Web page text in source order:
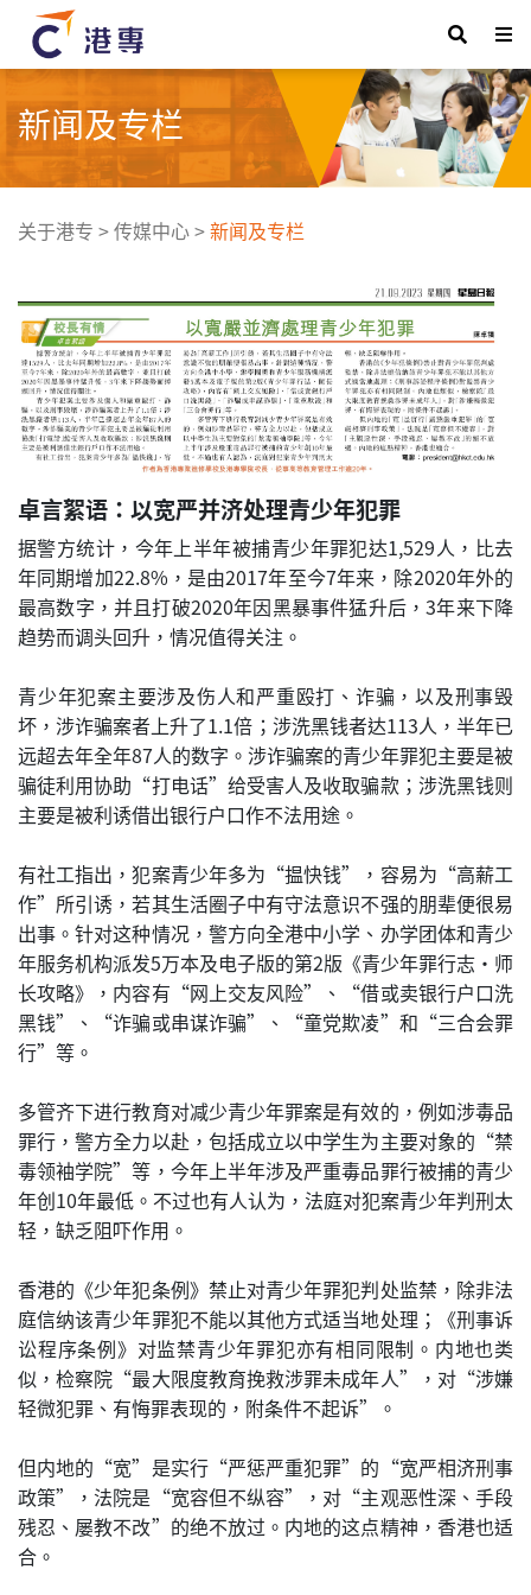
新闻及专栏
关于港专 >传媒中心>新闻及专栏
卓言絮语：以宽严并济处理青少年犯罪
据警方统计，今年上半年被捕青少年罪犯达1,529人，比去
年同期增加22.8%，是由2017年至今7年来，除2020年外的
最高数字，并且打破2020年因黑暴事件猛升后，3年来下降
趋势而调头回升，情况值得关注。
青少年犯案主要涉及伤人和严重殴打、诈骗，以及刑事毁
坏，涉诈骗案者上升了1.1倍；涉洗黑钱者达113人，半年已
远超去年全年87人的数字。涉诈骗案的青少年罪犯主要是被
骗徒利用协助“打电话”给受害人及收取骗款；涉洗黑钱则
主要是被利诱借出银行户口作不法用途。
有社工指出，犯案青少年多为“揾快钱”，容易为“高薪工
作”所引诱，若其生活圈子中有守法意识不强的朋辈便很易
出事。针对这种情况，警方向全港中小学、办学团体和青少
年服务机构派发5万本及电子版的第2版《青少年罪行志‧师
长攻略》，内容有“网上交友风险”、“借或卖银行户口洗
黑钱”、“诈骗或串谋诈骗”、“童党欺凌”和“三合会罪
行”等。
多管齐下进行教育对减少青少年罪案是有效的，例如涉毒品
罪行，警方全力以赴，包括成立以中学生为主要对象的“禁
毒领袖学院”等，今年上半年涉及严重毒品罪行被捕的青少
年创10年最低。不过也有人认为，法庭对犯案青少年判刑太
轻，缺乏阻吓作用。
香港的《少年犯条例》禁止对青少年罪犯判处监禁，除非法
庭信纳该青少年罪犯不能以其他方式适当地处理；《刑事诉
讼程序条例》对监禁青少年罪犯亦有相同限制。内地也类
似，检察院“最大限度教育挽救涉罪未成年人”，对“涉嫌
轻微犯罪、有悔罪表现的，附条件不起诉”。
但内地的“宽”是实行“严惩严重犯罪”的“宽严相济刑事
政策”，法院是“宽容但不纵容”，对“主观恶性深、手段
残忍、屡教不改”的绝不放过。内地的这点精神，香港也适
合。